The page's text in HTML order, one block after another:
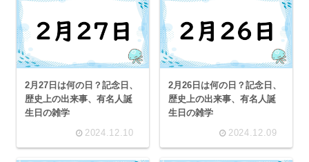
2月27日は何の日？記念日、
歴史上の出来事、有名人誕
生日の雑学
2024.12.10
2月26日は何の日？記念日、
歴史上の出来事、有名人誕
生日の雑学
2024.12.09